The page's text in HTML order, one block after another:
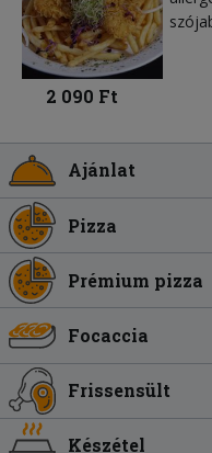
2 090 Ft
Ajánlat
Pizza
Prémium pizza
Focaccia
Frissensült
Készétel